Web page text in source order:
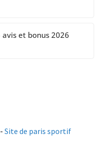
avis et bonus 2026
- Site de paris sportif